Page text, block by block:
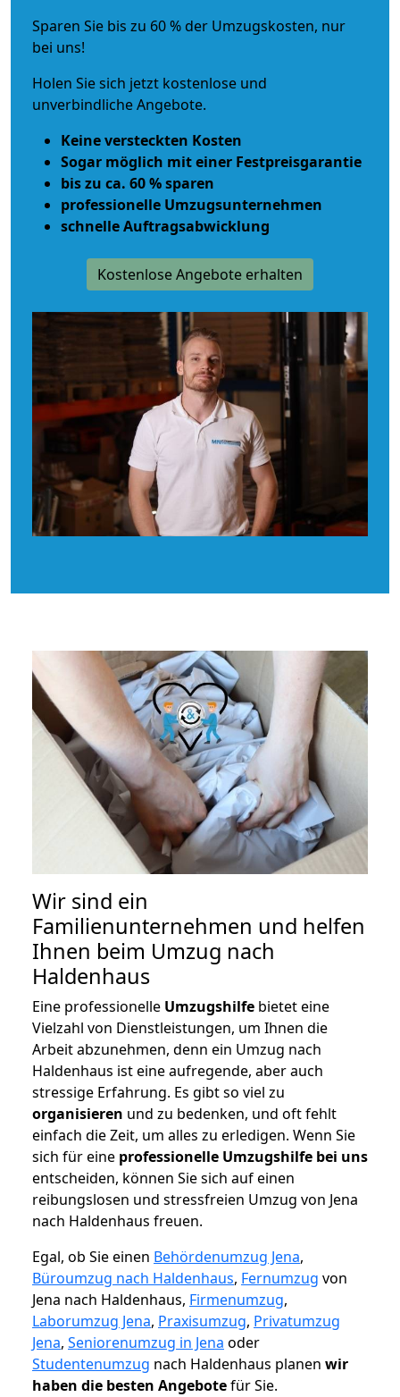
Sparen Sie bis zu 60 % der Umzugskosten, nur
bei uns!
Holen Sie sich jetzt kostenlose und
unverbindliche Angebote.
Keine versteckten Kosten
Sogar möglich mit einer Festpreisgarantie
bis zu ca. 60 % sparen
professionelle Umzugsunternehmen
schnelle Auftragsabwicklung
Kostenlose Angebote erhalten
Wir sind ein
Familienunternehmen und helfen
Ihnen beim Umzug nach
Haldenhaus
Eine professionelle Umzugshilfe bietet eine
Vielzahl von Dienstleistungen, um Ihnen die
Arbeit abzunehmen, denn ein Umzug nach
Haldenhaus ist eine aufregende, aber auch
stressige Erfahrung. Es gibt so viel zu
organisieren und zu bedenken, und oft fehlt
einfach die Zeit, um alles zu erledigen. Wenn Sie
sich für eine professionelle Umzugshilfe bei uns
entscheiden, können Sie sich auf einen
reibungslosen und stressfreien Umzug von Jena
nach Haldenhaus freuen.
Egal, ob Sie einen Behördenumzug Jena,
Büroumzug nach Haldenhaus, Fernumzug von
Jena nach Haldenhaus, Firmenumzug,
Laborumzug Jena, Praxisumzug, Privatumzug
Jena, Seniorenumzug in Jena oder
Studentenumzug nach Haldenhaus planen wir
haben die besten Angebotefür Sie.